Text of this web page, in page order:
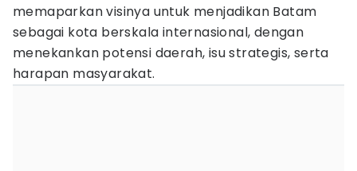
memaparkan visinya untuk menjadikan Batam
sebagai kota berskala internasional, dengan
menekankan potensi daerah, isu strategis, serta
harapan masyarakat.